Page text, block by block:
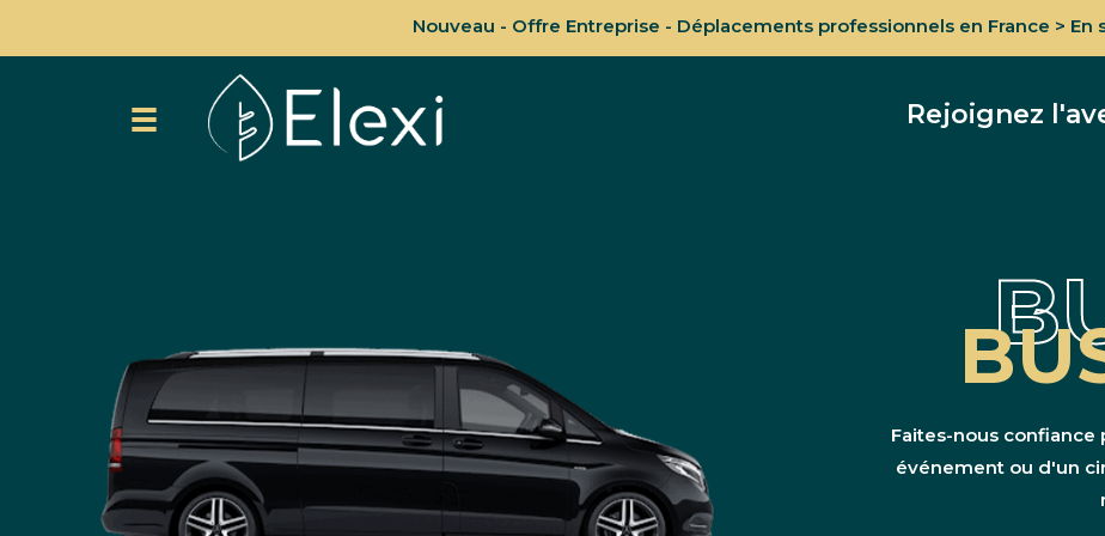
Nouveau - Offre Entreprise - Déplacements professionnels en France > En
Rejoignez
Faites-nous
événement ou d'un